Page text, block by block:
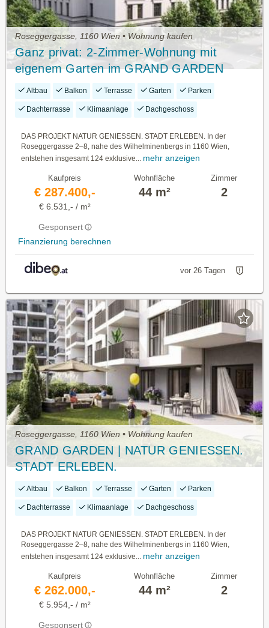
Roseggergasse, 1160 Wien • Wohnung kaufen
Ganz privat: 2-Zimmer-Wohnung mit
eigenem Garten im GRAND GARDEN
Altbau Balkon Terrasse Garten Parken
Dachterrasse Klimaanlage Dachgeschoss
DAS PROJEKT NATUR GENIESSEN. STADT ERLEBEN. In der
Roseggergasse 2–8, nahe des Wilhelminenbergs in 1160 Wien,
entstehen insgesamt 124 exklusive...
mehr anzeigen
Kaufpreis
€ 287.400,-
€ 6.531,- / m²
Gesponsert
Finanzierung berechnen
Wohnfläche
44 m²
Zimmer
2
vor 26 Tagen
Roseggergasse, 1160 Wien • Wohnung kaufen
GRAND GARDEN | NATUR GENIESSEN.
STADT ERLEBEN.
Altbau Balkon Terrasse Garten Parken
Dachterrasse Klimaanlage Dachgeschoss
DAS PROJEKT NATUR GENIESSEN. STADT ERLEBEN. In der
Roseggergasse 2–8, nahe des Wilhelminenbergs in 1160 Wien,
entstehen insgesamt 124 exklusive... mehr anzeigen
Kaufpreis
€ 262.000,-
€ 5.954,- / m²
Gesponsert
Wohnfläche
44 m²
Zimmer
2